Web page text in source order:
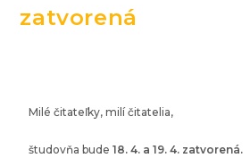
zatvorená
Milé čitateľky, milí čitatelia,
študovňa bude18. 4. a 19. 4. zatvorená.